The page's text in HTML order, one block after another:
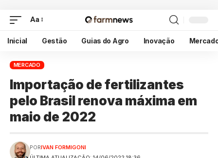
Aa
Inicial Gestão Guias do Agro Inovação
MERCADO
Importação de fertilizantes
pelo Brasil renova máxima em
maio de 2022
PORIVAN FORMIGONI